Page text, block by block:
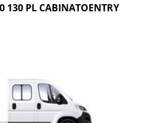
130 PL CABINATOENTRY